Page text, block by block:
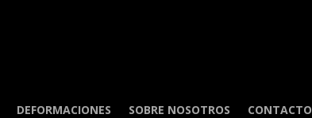
DEFORMACIONES SOBRE NOSOTROS CONTACTO